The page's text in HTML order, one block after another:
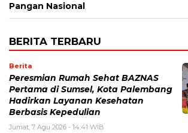
Pangan Nasional
BERITA TERBARU
Berita
Peresmian Rumah Sehat BAZNAS
Pertama di Sumsel, Kota Palembang
Hadirkan Layanan Kesehatan
Berbasis Kepedulian
Jumat, 7 Agu 2026 - 14:41 WIB